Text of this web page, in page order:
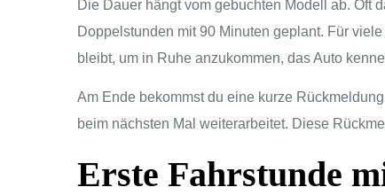
Die Dauer hängt vom gebuchten Modell ab. Oft
Doppelstunden mit 90 Minuten geplant. Für
bleibt, um in Ruhe anzukommen, das Auto
Am Ende bekommst du eine kurze
beim nächsten Mal weiterarbeitet. Diese
Erste Fahrstunde